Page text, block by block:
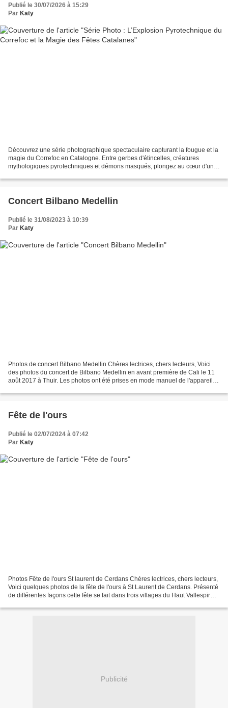
Publié le 30/07/2026 à 15:29
Par Katy
Découvrez une série photographique spectaculaire capturant la fougue et la
magie du Correfoc en Catalogne. Entre gerbes d'étincelles, créatures
mythologiques pyrotechniques et démons masqués, plongez au cœur d'un
Concert Bilbano Medellin
Publié le 31/08/2023 à 10:39
Par Katy
Photos de concert Bilbano Medellin Chères lectrices, chers lecteurs, Voici
des photos du concert de Bilbano Medellin en avant première de Cali le 11
août 2017 à Thuir. Les photos ont été prises en mode manuel de l'appareil
Fête de l'ours
Publié le 02/07/2024 à 07:42
Par Katy
Photos Fête de l'ours St laurent de Cerdans Chères lectrices, chers lecteurs,
Voici quelques photos de la fête de l'ours à St Laurent de Cerdans. Présenté
de différentes façons cette fête se fait dans trois villages du Haut Vallespir
Publicité